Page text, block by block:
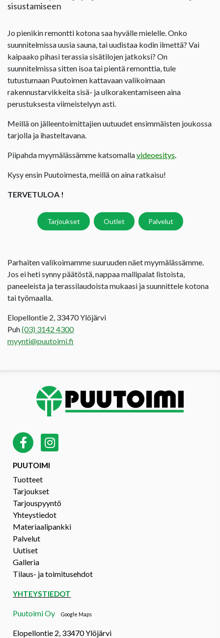
sisustamiseen
Jo pienikin remontti kotona saa hyvälle mielelle. Onko
suunnitelmissa uusia sauna, tai uudistaa kodin ilmettä? Vai
kaipaako pihasi terassia sisätilojen jatkoksi? On
suunnitelmissa sitten isoa tai pientä remonttia, tule
tutustumaan Puutoimen kattavaan valikoimaan
rakennustarvikkeita sisä- ja ulkorakentamiseen aina
perustuksesta viimeistelyyn asti.
Meillä on jälleentoimittajien uutuudet ensimmäisten joukossa
tarjolla ja ihasteltavana.
Piipahda myymälässämme katsomallavideoesitys
Kysy ensin Puutoimesta, meillä on aina ratkaisu!
TERVETULOA !
Tarjoukset Outlet Palvelut
Parhaiten valikoimamme suuruuden näet myymälässämme.
Jos ei heti synny päätöstä, nappaa mallipalat listoista,
paneeleista ja terassilaudoista mukaasi ja suunnittele kotona
tai työmaalla.
Elopellontie 2, 33470 Ylöjärvi
Puh(03) 3142 4300
myynti@puutoimi.fi
PUUTOIMI
Tuotteet
Tarjoukset
Tarjouspyyntö
Yhteystiedot
Materiaalipankki
Palvelut
Uutiset
Galleria
Tilaus- ja toimitusehdot
YHTEYSTIEDOT
Puutoimi OyGoogle Maps
Elopellontie 2, 33470 Ylöjärvi